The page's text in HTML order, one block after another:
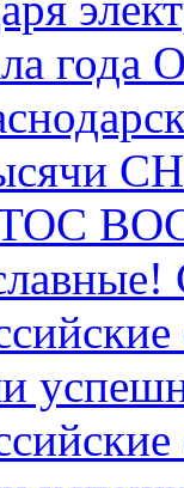
года